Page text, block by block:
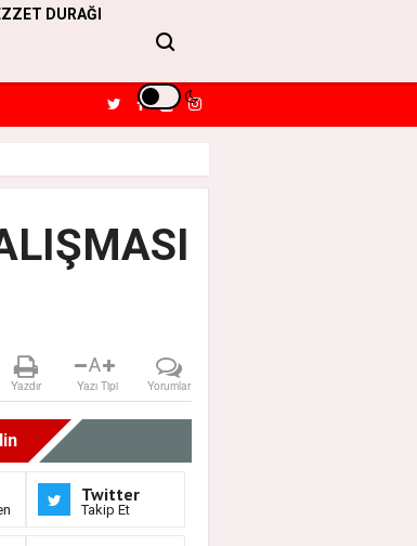
DURAĞI
Yazdır
A
Yazı Tipi Yorumlar
Twitter
Takip Et